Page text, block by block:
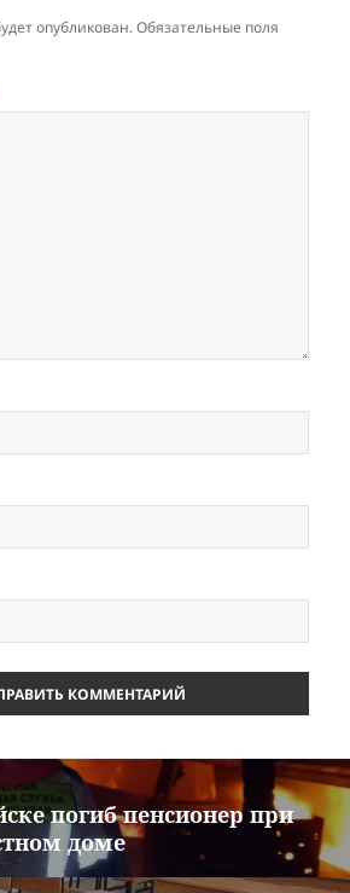
опубликован. Обязательные поля
погиб пенсионер при
доме